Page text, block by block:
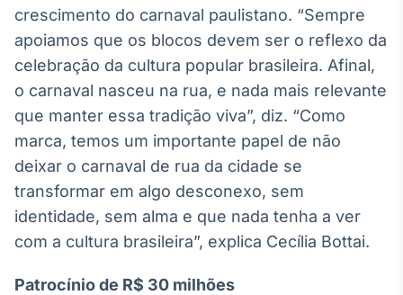
Monitoramento
inteligente de
notícias e
conteúdos
Broadcast
Fundos
A melhor
plataforma para
analisar fundos
de investimento
no Brasil
IA
crescimento do carnaval paulistano. “Sempre
apoiamos que os blocos devem ser o reflexo da
celebração da cultura popular brasileira. Afinal,
o carnaval nasceu na rua, e nada mais relevante
que manter essa tradição viva”, diz. “Como
marca, temos um importante papel de não
deixar o carnaval de rua da cidade se
transformar em algo desconexo, sem
identidade, sem alma e que nada tenha a ver
com a cultura brasileira”, explica Cecília Bottai.
Patrocínio de R$ 30 milhões